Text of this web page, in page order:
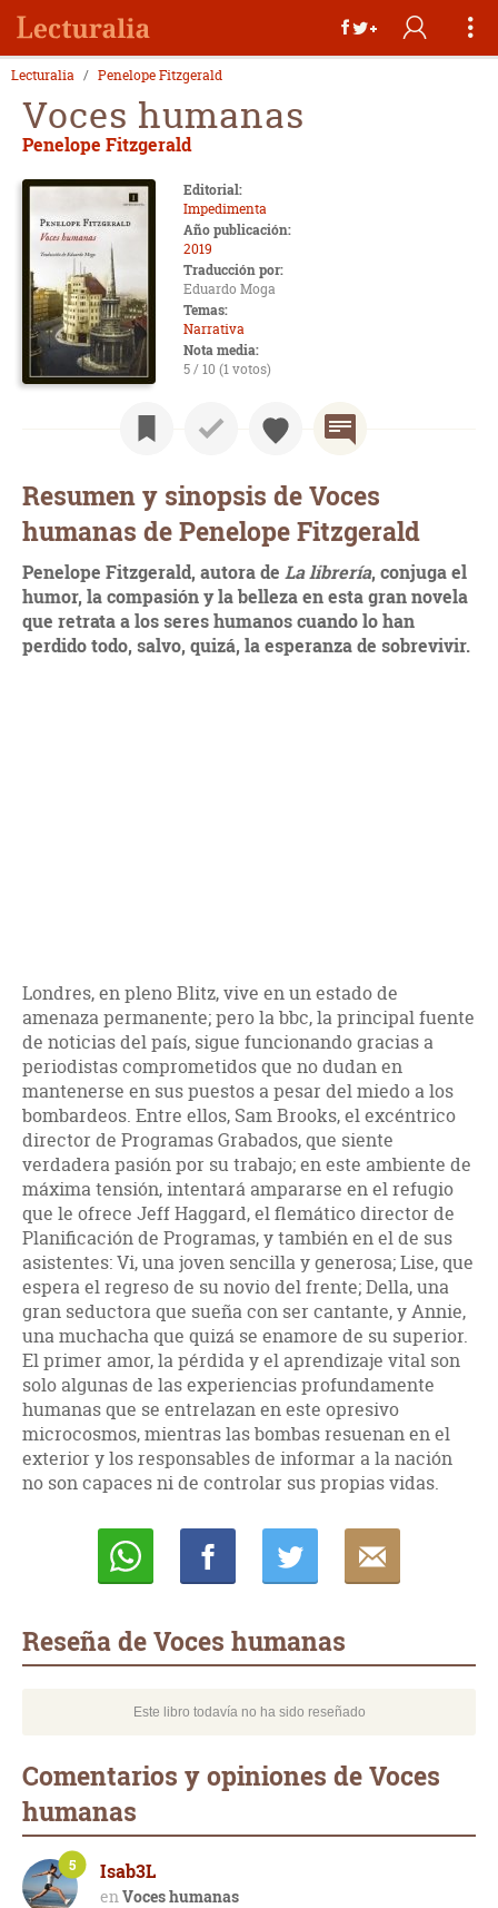
Lecturalia Penelope Fitzgerald
Voces humanas
Penelope Fitzgerald
Editorial:
Impedimenta
Año publicación:
2019
Traducción por:
Eduardo Moga
Temas:
Narrativa
Nota media:
5 / 10 (1 votos)
Resumen y sinopsis de Voces
humanas de Penelope Fitzgerald
Penelope Fitzgerald, autora de La librería, conjuga el
humor, la compasión y la belleza en esta gran novela
que retrata a los seres humanos cuando lo han
perdido todo, salvo, quizá, la esperanza de sobrevivir.
Londres, en pleno Blitz, vive en un estado de
amenaza permanente; pero la bbc, la principal fuente
de noticias del país, sigue funcionando gracias a
periodistas comprometidos que no dudan en
mantenerse en sus puestos a pesar del miedo a los
bombardeos. Entre ellos, Sam Brooks, el excéntrico
director de Programas Grabados, que siente
verdadera pasión por su trabajo; en este ambiente de
máxima tensión, intentará ampararse en el refugio
que le ofrece Jeff Haggard, el flemático director de
Planificación de Programas, y también en el de sus
asistentes: Vi, una joven sencilla y generosa; Lise, que
espera el regreso de su novio del frente; Della, una
gran seductora que sueña con ser cantante, y Annie,
una muchacha que quizá se enamore de su superior.
El primer amor, la pérdida y el aprendizaje vital son
solo algunas de las experiencias profundamente
humanas que se entrelazan en este opresivo
microcosmos, mientras las bombas resuenan en el
exterior y los responsables de informar a la nación
no son capaces ni de controlar sus propias vidas.
Reseña de Voces humanas
Este libro todavía no ha sido reseñado
Comentarios y opiniones de Voces
humanas
Isab3L
Voces humanas
5